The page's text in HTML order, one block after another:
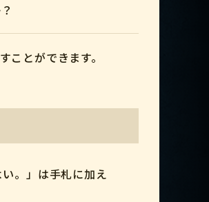
とができます。
。」は手札に加え